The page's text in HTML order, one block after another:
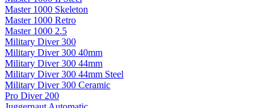
Master 1000 Skeleton
Master 1000 Retro
Master 1000 2.5
Military Diver 300
Military Diver 300 40mm
Military Diver 300 44mm
Military Diver 300 44mm Steel
Military Diver 300 Ceramic
Pro Diver 200